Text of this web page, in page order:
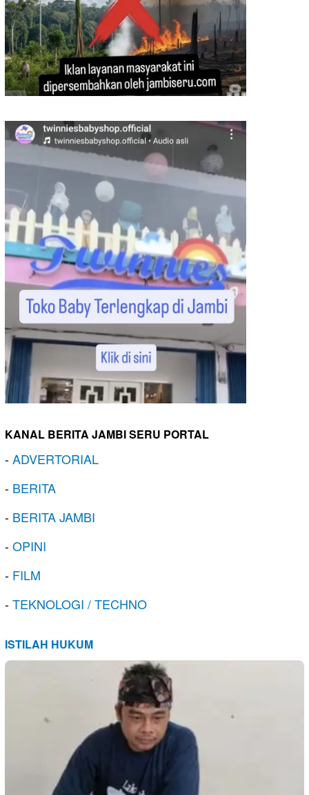
KANAL BERITA JAMBI SERU PORTAL
-ADVERTORIAL
- BERITA
- BERITA JAMBI
-OPINI
- FILM
-TEKNOLOGI / TECHNO
ISTILAH HUKUM